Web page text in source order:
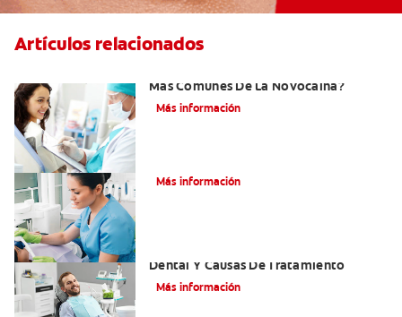
Artículos relacionados
Más Comunes De La Novocaína?
Más información
Más información
Dental Y Causas De Tratamiento
Más información